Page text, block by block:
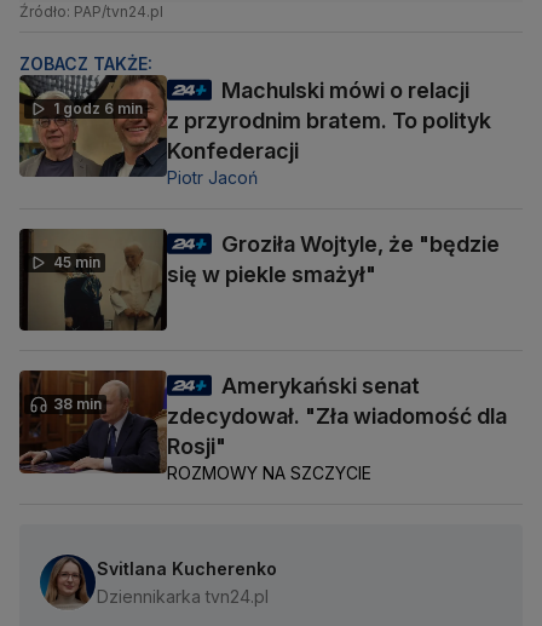
Źródło: PAP/tvn24.pl
ZOBACZ TAKŻE:
1 godz 6 min
Machulski mówi o relacji
z przyrodnim bratem. To polityk
Konfederacji
Piotr Jacoń
45 min
Groziła Wojtyle, że "będzie
się w piekle smażył"
38 min
Amerykański senat
zdecydował. "Zła wiadomość dla
Rosji"
ROZMOWY NA SZCZYCIE
Svitlana Kucherenko
Dziennikarka tvn24.pl